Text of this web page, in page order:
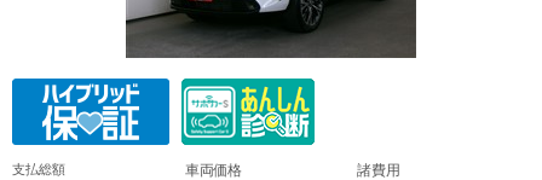
支払総額 車両価格 諸費用